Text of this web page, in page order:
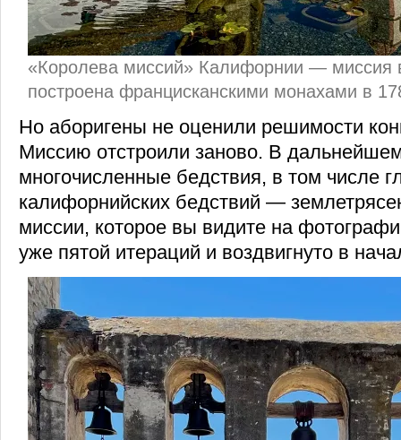
«Королева миссий» Калифорнии —
построена францисканскими монахами в
Но аборигены не оценили решимости
Миссию отстроили заново. В
многочисленные бедствия, в том числе
калифорнийских бедствий —
миссии, которое вы видите на
уже пятой итераций и воздвигнуто в